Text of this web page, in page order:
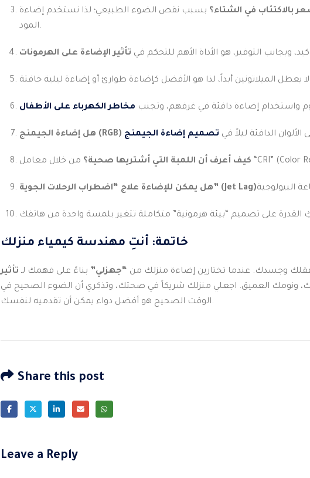
بالاكتئاب في الشتاء؟
المود.
وبجانب التوفير، هو الأداة الأهم للتحكم في تأثير الإضاءة على الهرمونات
واستخدام إضاءة دافئة في غرفهم، وتجنب مخاطر الكهرباء على الأطفال
الدافئة ليلاً في تصميم إضاءة الجيمنج
كيف أعرف أن اللمبة التي أشتريها صحية؟
خاتمة: أنتِ مهندسة كيمياء منزلك
وجسدك. عندما تختارين إضاءة منزلك من “جهزلي” بناءً على فهمك لـ تأثير
ونومك العميق. اجعلي منزلك شريكاً في صحتك، وتذكري أن الضوء الصحيح في
الوقت الصحيح هو أفضل دواء يمكن أن تقدميه لنفسك.
Share this post
Leave a Reply